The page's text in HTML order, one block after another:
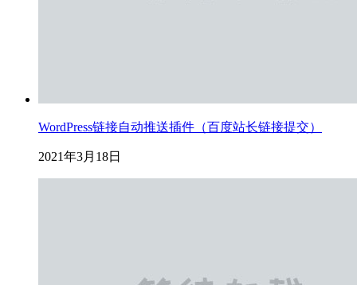
WordPress链接自动推送插件（百度站长链接提交）
2021年3月18日